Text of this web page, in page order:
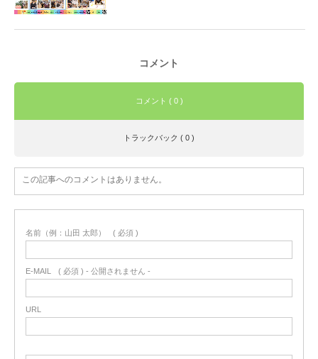
コメント
コメント ( 0 )
トラックバック ( 0 )
この記事へのコメントはありません。
名前（例：山田 太郎） ( 必須 )
E-MAIL ( 必須 ) - 公開されません -
URL